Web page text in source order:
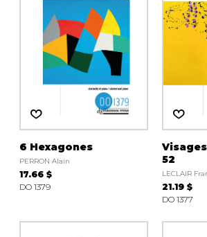
6 Hexagones
PERRON Alain
17.66 $
DO 1379
52
LECLAIR
21.19 $
DO 1377